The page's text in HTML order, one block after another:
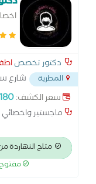
دكتور تخصص
المطرية شارع
سعر الكشف:180
ماجستير
متاح النهاردة من 7:00